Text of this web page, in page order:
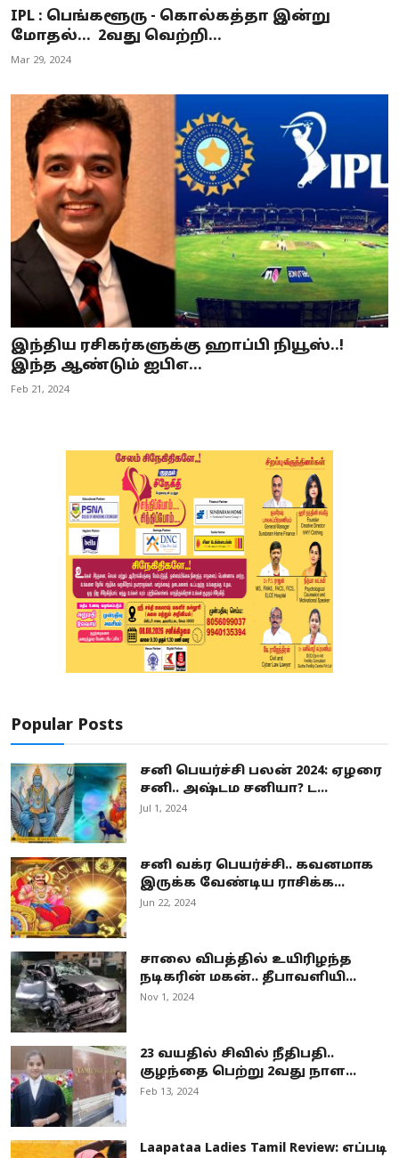
IPL : பெங்களூரு - கொல்கத்தா இன்று
மோதல்... 2வது வெற்றி...
Mar 29, 2024
இந்திய ரசிகர்களுக்கு ஹாப்பி நியூஸ்..!
இந்த ஆண்டும் ஐபிஎ...
Feb 21, 2024
Popular Posts
சனி பெயர்ச்சி பலன் 2024: ஏழரை
சனி.. அஷ்டம சனியா? ட...
Jul 1, 2024
சனி வக்ர பெயர்ச்சி.. கவனமாக
இருக்க வேண்டிய ராசிக்க...
Jun 22, 2024
சாலை விபத்தில் உயிரிழந்த
நடிகரின் மகன்.. தீபாவளியி...
Nov 1, 2024
23 வயதில் சிவில் நீதிபதி..
குழந்தை பெற்று 2வது நாள...
Feb 13, 2024
Laapataa Ladies Tamil Review: எப்படி